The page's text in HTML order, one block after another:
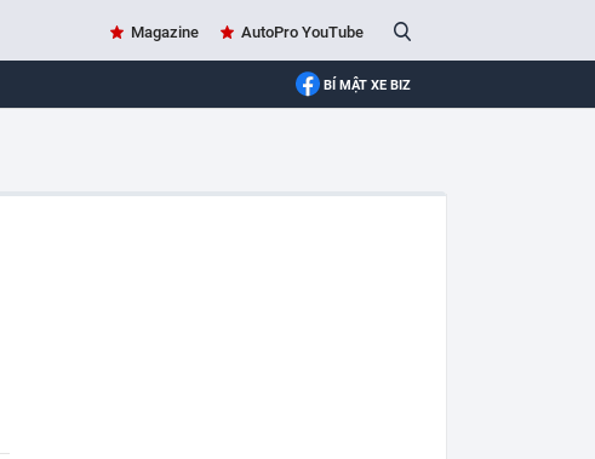
Magazine AutoPro YouTube
BÍ MẬT XE BIZ